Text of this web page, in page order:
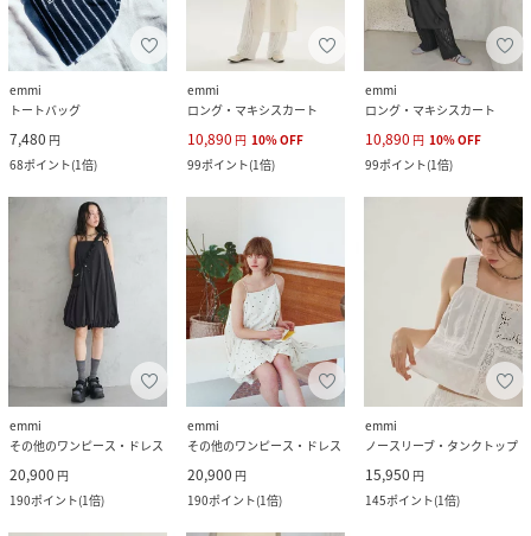
emmi
トートバッグ
7,480 円
68ポイント(1倍)
emmi
ロング・マキシスカート
10,890 円 10%OFF
99ポイント(1倍)
emmi
ロング・マキシスカート
10,890 円 10%OFF
99ポイント(1倍)
emmi
その他のワンピース・ドレス
20,900 円
190ポイント(1倍)
emmi
その他のワンピース・ドレス
20,900 円
190ポイント(1倍)
emmi
ノースリーブ・タンクトップ
15,950 円
145ポイント(1倍)